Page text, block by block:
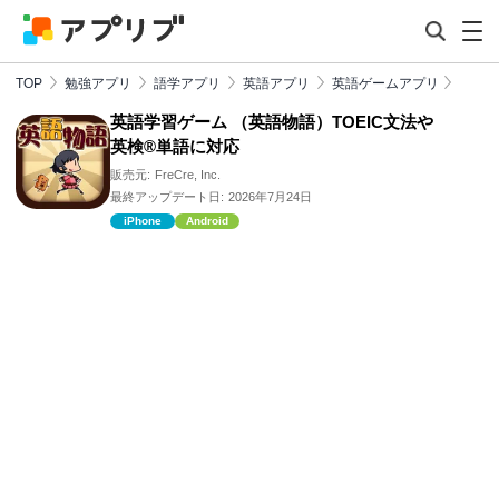
TOP 勉強アプリ 語学アプリ 英語アプリ 英語ゲームアプリ
英語学習ゲーム （英語物語）TOEIC文法や
英検®単語に対応
販売元: FreCre, Inc.
最終アップデート日: 2026年7月24日
iPhone Android